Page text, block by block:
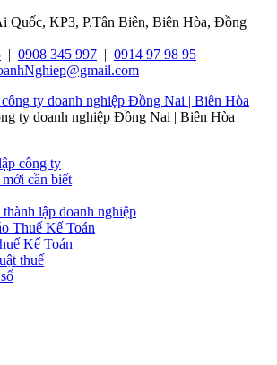
Quốc, KP3, P.Tân Biên, Biên Hòa, Đồng
| 0908 345 997 | 0914 97 98 95
ty doanh nghiệp Đồng Nai | Biên Hòa
công ty
cần biết
lập doanh nghiệp
Thuế Kế Toán
Kế Toán
thuế